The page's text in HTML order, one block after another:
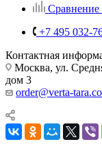
Сравнение
+7 495 032-
Контактная
Москва, ул.
дом 3
order@verta-